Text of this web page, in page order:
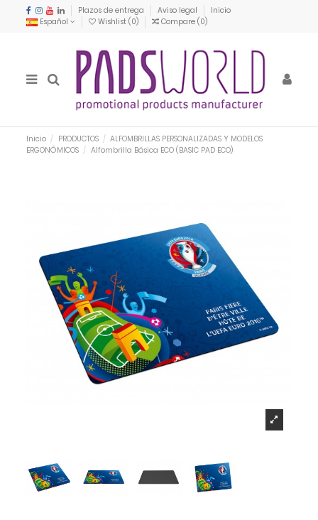
Plazos de entrega Aviso legal
Inicio
Español
Wishlist (0) Compare (0)
Inicio PRODUCTOS
ALFOMBRILLAS PERSONALIZADAS Y MODELOS
ERGONÓMICOS
Alfombrilla Básica ECO (BASIC PAD ECO)